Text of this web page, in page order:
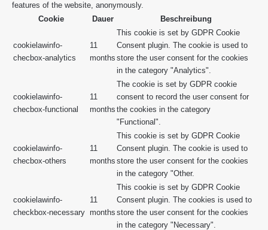
features of the website, anonymously.
Cookie
Dauer Beschreibung
cookielawinfo-
checbox-analytics
11
months
This cookie is set by GDPR Cookie
Consent plugin. The cookie is used to
store the user consent for the cookies
in the category "Analytics".
cookielawinfo-
checbox-functional
11
months
The cookie is set by GDPR cookie
consent to record the user consent for
the cookies in the category
"Functional".
cookielawinfo-
checbox-others
11
months
This cookie is set by GDPR Cookie
Consent plugin. The cookie is used to
store the user consent for the cookies
in the category "Other.
cookielawinfo-
checkbox-necessary
11
months
This cookie is set by GDPR Cookie
Consent plugin. The cookies is used to
store the user consent for the cookies
in the category "Necessary".